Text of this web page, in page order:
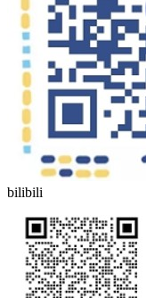
bilibili